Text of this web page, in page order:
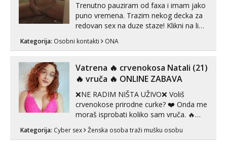
Trenutno pauziram od faxa i imam jako
puno vremena. Trazim nekog decka za
redovan sex na duze staze! Klikni na link
Kategorija: Osobni kontakti ONA
Vatrena ‎️‍🔥 crvenokosa Natali (21)
‎️‍🔥 vruča‎ ️‍🔥 ONLINE ZABAVA
❌NE RADIM NIŠTA UŽIVO❌ Voliš
crvenokose prirodne curke? ❤️ Onda me
moraš isprobati koliko sam vruča.‎ ️‍🔥
MLADA vražica koja ima 100%
prorodne grudi, 💦 Misli su mi uvijek
Kategorija: Cyber sex Ženska osoba traži mušku osobu